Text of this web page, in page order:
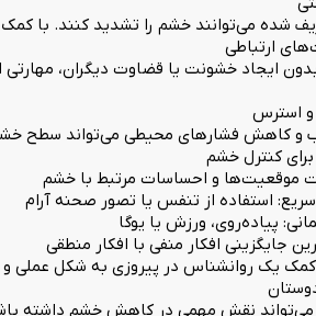
شده می‌توانند خشم را تشدید کنند. با
ایجاد خشونت یا قضاوت دیگران،
و کاهش فشارهای محیطی می‌تواند سطح
کنترل خشم
موقعیت‌ها و احساسات مرتبط با خشم
استفاده از تنفس یا تصور صحنه آرام
پیاده‌روی، ورزش یا یوگا
جایگزینی افکار منفی با افکار منطقی
یک روانشناس در پیروزی به شکل عملی و
نقش مهمی در کاهش خشم داشته